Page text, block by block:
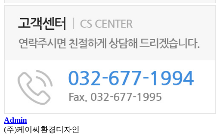
Admin
(주)케이씨환경디자인